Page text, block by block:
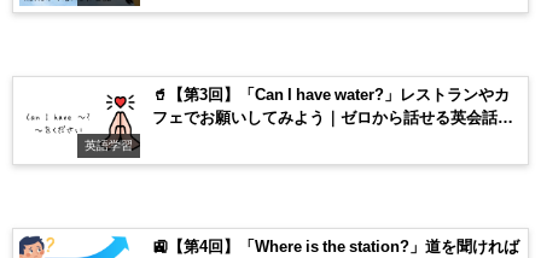
英語学習
🥤【第3回】「Can I have water?」レストランやカ
フェでお願いしてみよう｜ゼロから話せる英会話
🚉【第4回】「Where is the station?」道を聞ければ